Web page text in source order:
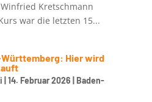
Kretschmann
war die letzten 15...
Hier wird
14. Februar 2026
Baden-